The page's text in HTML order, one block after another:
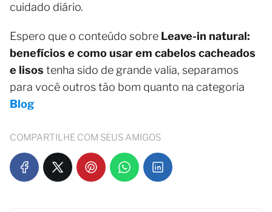
cuidado diário.
Espero que o conteúdo sobre Leave-in natural:
benefícios e como usar em cabelos cacheados
e lisos tenha sido de grande valia, separamos
para você outros tão bom quanto na categoria
Blog
COMPARTILHE COM SEUS AMIGOS